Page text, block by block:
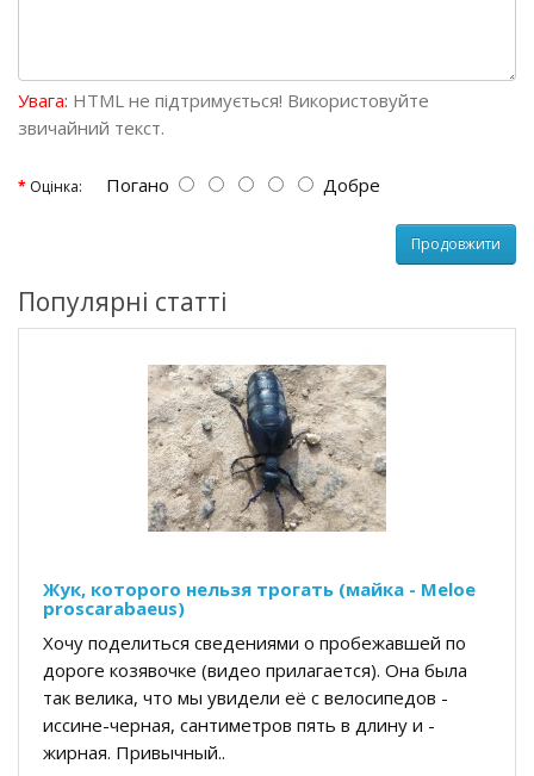
Увага: HTML не підтримується! Використовуйте
звичайний текст.
Оцінка: Погано Добре
Продовжити
Популярні статті
Жук, которого нельзя трогать (майка - Meloe
proscarabaeus)
Хочу поделиться сведениями о пробежавшей по
дороге козявочке (видео прилагается). Она была
так велика, что мы увидели её с велосипедов -
иссине-черная, сантиметров пять в длину и -
жирная. Привычный..